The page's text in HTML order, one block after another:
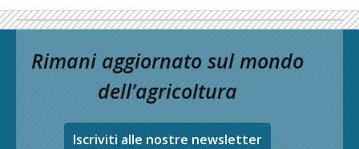
Rimani aggiornato sul mondo
dell’agricoltura
Iscriviti alle nostre newsletter